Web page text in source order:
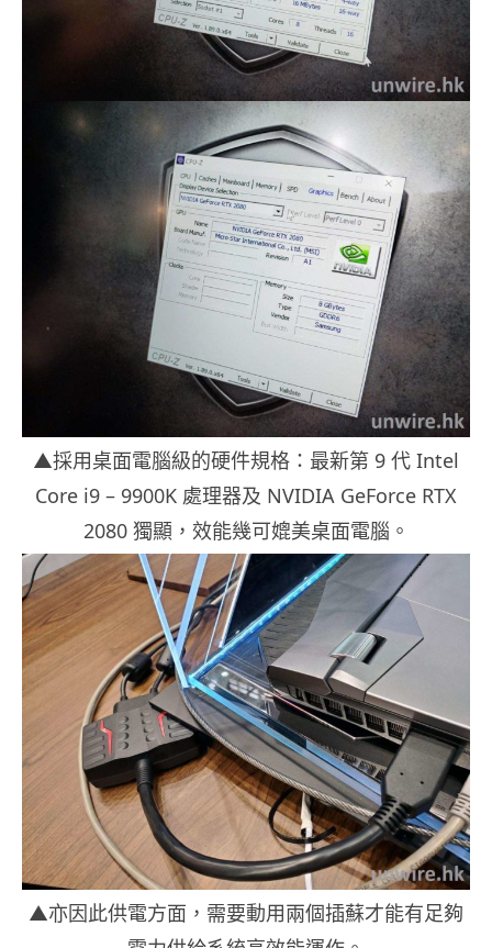
▲採用桌面電腦級的硬件規格：最新第 9 代 Intel
Core i9 – 9900K 處理器及 NVIDIA GeForce RTX
2080 獨顯，效能幾可媲美桌面電腦。
▲亦因此供電方面，需要動用兩個插蘇才能有足夠